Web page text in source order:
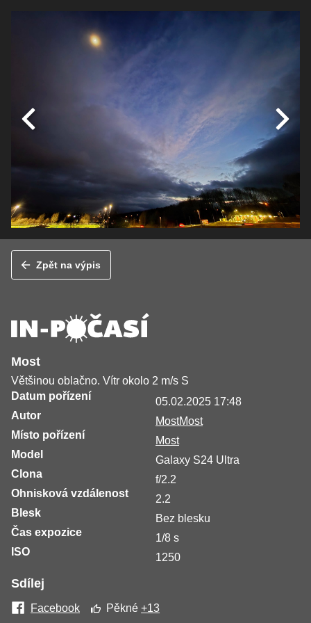
Zpět na výpis
Most
Většinou oblačno. Vítr okolo 2 m/s S
Datum pořízení
05.02.2025 17:48
Autor
MostMost
Místo pořízení
Most
Model
Galaxy S24 Ultra
Clona
f/2.2
Ohnisková vzdálenost
2.2
Blesk
Bez blesku
Čas expozice
1/8 s
ISO
1250
Sdílej
Facebook Pěkné+13